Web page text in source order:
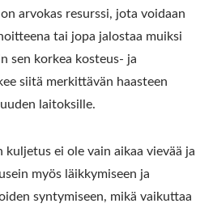
arvokas resurssi, jota voidaan
tai jopa jalostaa muiksi
sen korkea kosteus- ja
siitä merkittävän haasteen
laitoksille.
kuljetus ei ole vain aikaa vievää ja
myös läikkymiseen ja
syntymiseen, mikä vaikuttaa